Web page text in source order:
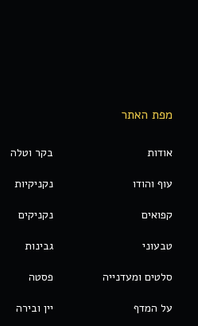
מפת האתר
אודות בקר וטלה
עוף והודו נקניקיות
קפואים נקניקים
טבעוני גבינות
סלטים ומעדנייה פסטה
על המדף יין ובירה